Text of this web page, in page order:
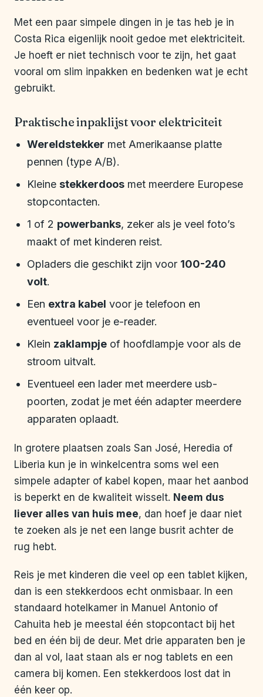
Met een paar simpele dingen in je tas heb je in
Costa Rica eigenlijk nooit gedoe met elektriciteit.
Je hoeft er niet technisch voor te zijn, het gaat
vooral om slim inpakken en bedenken wat je echt
gebruikt.
Praktische inpaklijst voor elektriciteit
Wereldstekker met Amerikaanse platte
pennen (type A/B).
Kleine stekkerdoos met meerdere Europese
stopcontacten.
1 of 2 powerbanks, zeker als je veel foto’s
maakt of met kinderen reist.
Opladers die geschikt zijn voor 100-240
volt.
Een extra kabel voor je telefoon en
eventueel voor je e-reader.
Klein zaklampje of hoofdlampje voor als de
stroom uitvalt.
Eventueel een lader met meerdere usb-
poorten, zodat je met één adapter meerdere
apparaten oplaadt.
In grotere plaatsen zoals San José, Heredia of
Liberia kun je in winkelcentra soms wel een
simpele adapter of kabel kopen, maar het aanbod
is beperkt en de kwaliteit wisselt. Neem dus
liever alles van huis mee, dan hoef je daar niet
te zoeken als je net een lange busrit achter de
rug hebt.
Reis je met kinderen die veel op een tablet kijken,
dan is een stekkerdoos echt onmisbaar. In een
standaard hotelkamer in Manuel Antonio of
Cahuita heb je meestal één stopcontact bij het
bed en één bij de deur. Met drie apparaten ben je
dan al vol, laat staan als er nog tablets en een
camera bij komen. Een stekkerdoos lost dat in
één keer op.